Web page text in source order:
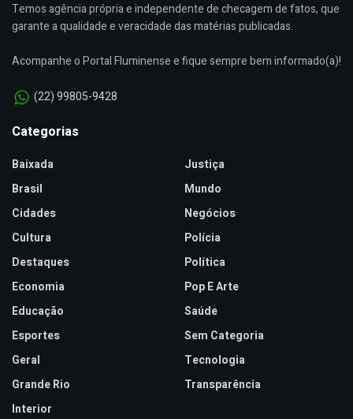
Temos agência própria e independente de checagem de fatos, que
garante a qualidade e veracidade das matérias publicadas.
Acompanhe o Portal Fluminense e fique sempre bem informado(a)!
(22) 99805-9428
Categorias
Baixada
Brasil
Cidades
Cultura
Destaques
Economia
Educação
Esportes
Geral
Grande Rio
Interior
Justiça
Mundo
Negócios
Polícia
Política
Pop E Arte
Saúde
Sem Categoria
Tecnologia
Transparência